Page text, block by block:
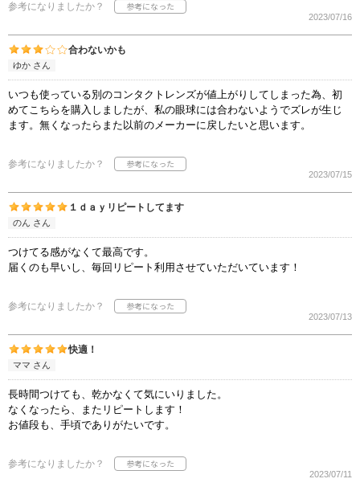
参考になりましたか？
2023/07/16
合わないかも
ゆか さん
いつも使っている別のコンタクトレンズが値上がりしてしまった為、初
めてこちらを購入しましたが、私の眼球には合わないようでズレが生じ
ます。無くなったらまた以前のメーカーに戻したいと思います。
参考になりましたか？
2023/07/15
１ｄａｙリピートしてます
のん さん
つけてる感がなくて最高です。
届くのも早いし、毎回リピート利用させていただいています！
参考になりましたか？
2023/07/13
快適！
ママ さん
長時間つけても、乾かなくて気にいりました。
なくなったら、またリピートします！
お値段も、手頃でありがたいです。
参考になりましたか？
2023/07/11